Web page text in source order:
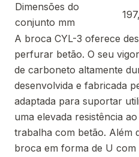
Dimensões do
conjunto mm
A broca CYL-3 oferece
perfurar betão. O seu
de carboneto altamente
desenvolvida e fabricada
adaptada para suportar
uma elevada resistência
trabalha com betão. Além
broca em forma de U